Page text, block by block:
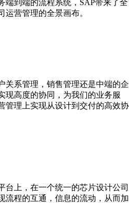
端到端的流程系统，SAP带来了全
运营管理的全景画布。
关系管理，销售管理还是中端的企
现高度的协同，为我们的业务服
管理上实现从设计到交付的高效协
台上，在一个统一的芯片设计公司
流程的互通，信息的流动，从而加